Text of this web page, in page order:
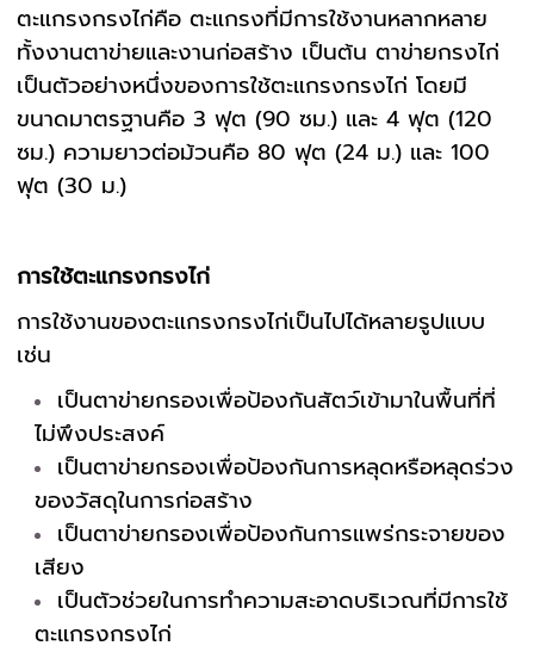
ตะแกรงกรงไก่คือ ตะแกรงที่มีการใช้งานหลากหลาย
ทั้งงานตาข่ายและงานก่อสร้าง เป็นต้น ตาข่ายกรงไก่
เป็นตัวอย่างหนึ่งของการใช้ตะแกรงกรงไก่ โดยมี
ขนาดมาตรฐานคือ 3 ฟุต (90 ซม.) และ 4 ฟุต (120
ซม.) ความยาวต่อม้วนคือ 80 ฟุต (24 ม.) และ 100
ฟุต (30 ม.)
การใช้ตะแกรงกรงไก่
การใช้งานของตะแกรงกรงไก่เป็นไปได้หลายรูปแบบ
เช่น
เป็นตาข่ายกรองเพื่อป้องกันสัตว์เข้ามาในพื้นที่ที่
ไม่พึงประสงค์
เป็นตาข่ายกรองเพื่อป้องกันการหลุดหรือหลุดร่วง
ของวัสดุในการก่อสร้าง
เป็นตาข่ายกรองเพื่อป้องกันการแพร่กระจายของ
เสียง
เป็นตัวช่วยในการทำความสะอาดบริเวณที่มีการใช้
ตะแกรงกรงไก่